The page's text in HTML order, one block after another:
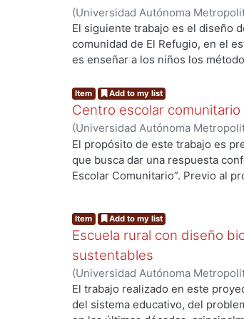
de dicho centro.
ganancia térmica producida por
(Universidad Autónoma
de Servicios de Información.,
El siguiente trabajo es el diseño
comunidad de El Refugio, en el
es enseñar a los niños los
por el resto de su vida. El
construcción escolar.
Item Add to my list
Centro escolar
(Universidad Autónoma
de Servicios de Información.,
El propósito de este trabajo es
que busca dar una respuesta
Escolar Comunitario”. Previo al
ambiente ofrece y demanda,
presenta la evaluación de este.
rural, en la que se carecen de los
acostumbrados a contar
de basura; por lo tanto, se
sustentable. Lo anterior, implica
nuestra forma de vivir y a la
Item Add to my list
Escuela rural con diseño
sustentables
(Universidad Autónoma
de Servicios de Información.,
El trabajo realizado en este
del sistema educativo, del